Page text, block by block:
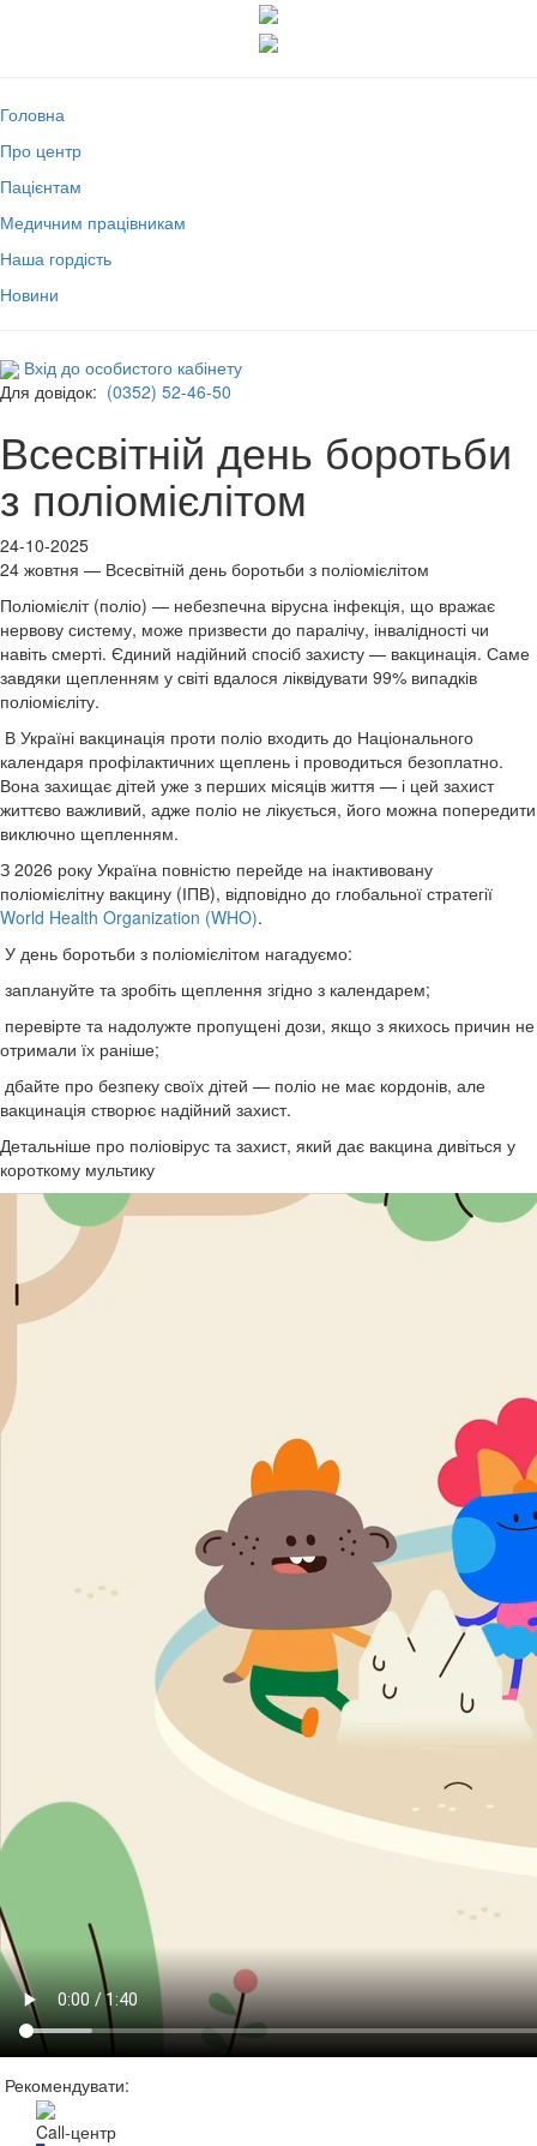
Головна
Про центр
Пацієнтам
Медичним працівникам
Наша гордість
Новини
Вхід до особистого кабінету
Для довідок: (0352) 52-46-50
Всесвітній день боротьби
з поліомієлітом
24-10-2025
24 жовтня — Всесвітній день боротьби з поліомієлітом
Поліомієліт (поліо) — небезпечна вірусна інфекція, що вражає
нервову систему, може призвести до паралічу, інвалідності чи
навіть смерті. Єдиний надійний спосіб захисту — вакцинація. Саме
завдяки щепленням у світі вдалося ліквідувати 99% випадків
поліомієліту.
В Україні вакцинація проти поліо входить до Національного
календаря профілактичних щеплень і проводиться безоплатно.
Вона захищає дітей уже з перших місяців життя — і цей захист
життєво важливий, адже поліо не лікується, його можна попередити
виключно щепленням.
З 2026 року Україна повністю перейде на інактивовану
поліомієлітну вакцину (ІПВ), відповідно до глобальної стратегії
World Health Organization (WHO).
У день боротьби з поліомієлітом нагадуємо:
заплануйте та зробіть щеплення згідно з календарем;
перевірте та надолужте пропущені дози, якщо з якихось причин не
отримали їх раніше;
дбайте про безпеку своїх дітей — поліо не має кордонів, але
вакцинація створює надійний захист.
Детальніше про поліовірус та захист, який дає вакцина дивіться у
короткому мультику
Рекомендувати:
Call-центр